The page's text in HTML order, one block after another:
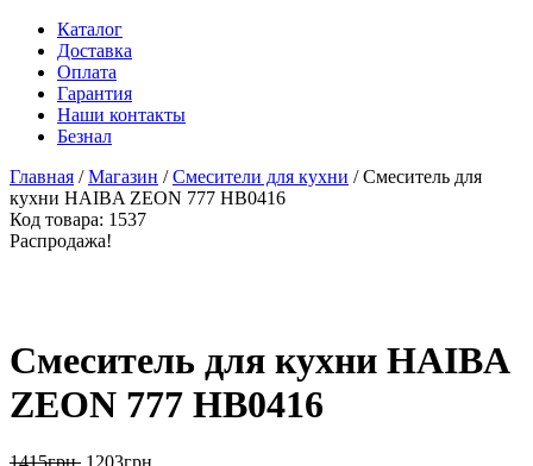
Каталог
Доставка
Оплата
Гарантия
Наши контакты
Безнал
Главная /Магазин /Смесители для кухни / Смеситель для
кухни HAIBA ZEON 777 HB0416
Код товара: 1537
Распродажа!
Смеситель для кухни HAIBA
ZEON 777 HB0416